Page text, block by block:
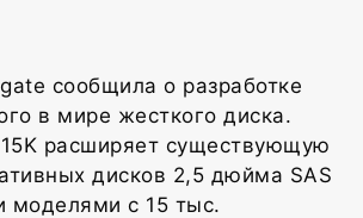
сообщила о разработке
в мире жесткого диска.
расширяет существующую
дисков 2,5 дюйма SAS
моделями с 15 тыс.